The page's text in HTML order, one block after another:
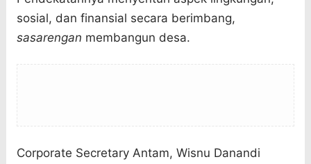
sosial, dan finansial secara berimbang,
sasarengan membangun desa.
Corporate Secretary Antam, Wisnu Danandi